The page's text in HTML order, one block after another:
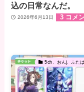
込の日常なんだ。
2026年6月13日 3 コメ
5ch、おんj、ふた